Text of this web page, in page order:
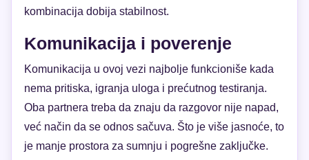
kombinacija dobija stabilnost.
Komunikacija i poverenje
Komunikacija u ovoj vezi najbolje funkcioniše kada
nema pritiska, igranja uloga i prećutnog testiranja.
Oba partnera treba da znaju da razgovor nije napad,
već način da se odnos sačuva. Što je više jasnoće, to
je manje prostora za sumnju i pogrešne zaključke.